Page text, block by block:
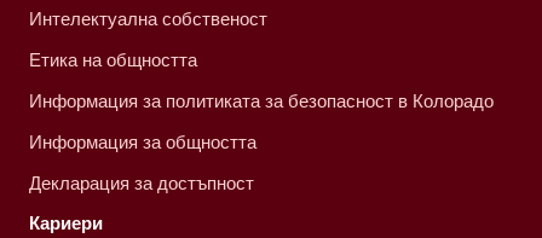
Интелектуална собственост
Етика на общността
Информация за политиката за безопасност в Колорадо
Информация за общността
Декларация за достъпност
Кариери